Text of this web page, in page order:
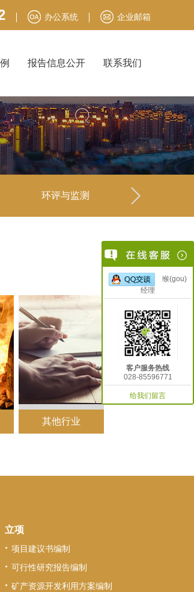
办公系统 企业邮箱
报告信息公开 联系我们
环评与监测 安全生产责
其他行业
立项
· 项目建议书编制
· 可行性研究报告编制
· 矿产资源开发利用方案编制
缑(gou)
经理
客户服务热线
028-85596771
给我们留言